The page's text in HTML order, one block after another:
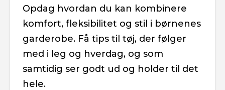
Opdag hvordan du kan kombinere
komfort, fleksibilitet og stil i børnenes
garderobe. Få tips til tøj, der følger
med i leg og hverdag, og som
samtidig ser godt ud og holder til det
hele.